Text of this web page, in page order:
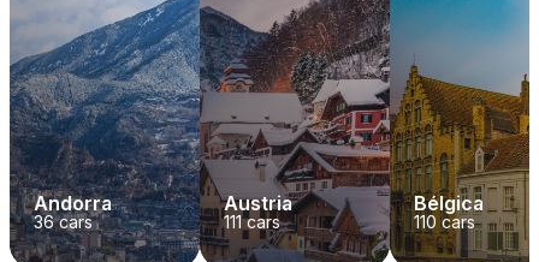
Andorra
36cars
Austria
111cars
Bélgica
110 cars